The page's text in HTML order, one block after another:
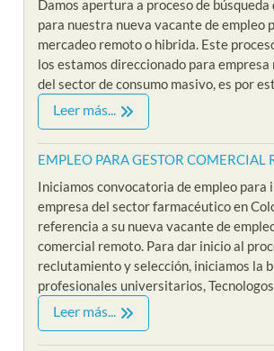
Damos apertura a proceso de búsqueda
para nuestra nueva vacante de empleo
mercadeo remoto o hibrida. Este
los estamos direccionado para
del sector de consumo masivo, es por
Leer más...
EMPLEO PARA GESTOR COMERCIAL
Iniciamos convocatoria de empleo para
empresa del sector farmacéutico en
referencia a su nueva vacante de
comercial remoto. Para dar inicio al
reclutamiento y selección, iniciamos la
profesionales universitarios, Tecnologos
Leer más...